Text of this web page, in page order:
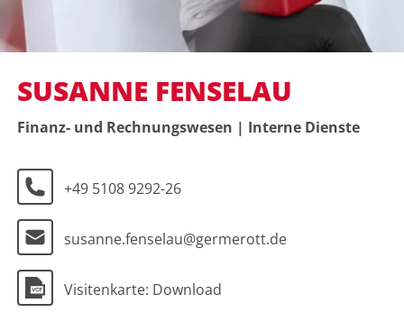
SUSANNE FENSELAU
Finanz- und Rechnungswesen | Interne Dienste
+49 5108 9292-26
susanne.fenselau@germerott.de
Visitenkarte: Download